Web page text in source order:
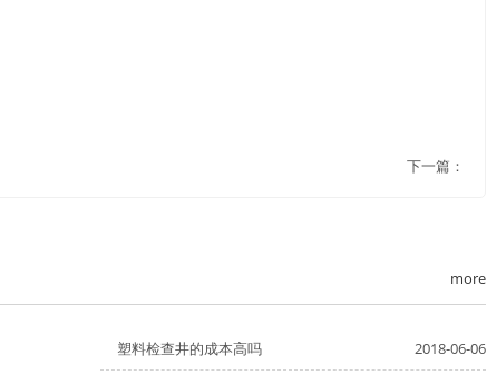
下一篇：
more
塑料检查井的成本高吗 2018-06-06